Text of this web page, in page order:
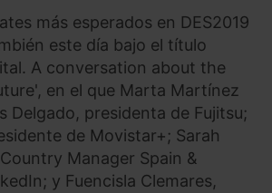
más esperados en DES2019
este día bajo el título
A conversation about the
en el que Marta Martínez
Delgado, presidenta de Fujitsu;
de Movistar+; Sarah
Manager Spain &
y Fuencisla Clemares,